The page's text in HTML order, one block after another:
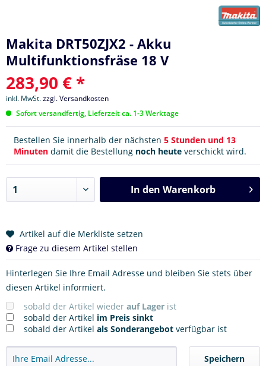
Makita DRT50ZJX2 - Akku
Multifunktionsfräse 18 V
283,90 € *
inkl. MwSt.zzgl. Versandkosten
Sofort versandfertig, Lieferzeit ca. 1-3 Werktage
Bestellen Sie innerhalb der nächsten 5 Stunden und 13
Minuten damit die Bestellung noch heute verschickt wird.
In den Warenkorb
Artikel auf die Merkliste setzen
Frage zu diesem Artikel stellen
Hinterlegen Sie Ihre Email Adresse und bleiben Sie stets über
diesen Artikel informiert.
sobald der Artikel wieder auf Lager ist
sobald der Artikel im Preis sinkt
sobald der Artikel als Sonderangebot verfügbar ist
Speichern